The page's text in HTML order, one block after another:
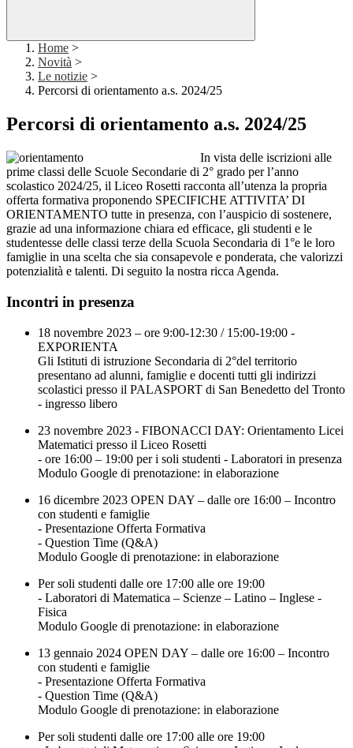
Home >
Novità >
Le notizie >
Percorsi di orientamento a.s. 2024/25
Percorsi di orientamento a.s. 2024/25
In vista delle iscrizioni alle
prime classi delle Scuole Secondarie di 2° grado per l’anno
scolastico 2024/25, il Liceo Rosetti racconta all’utenza la propria
offerta formativa proponendo SPECIFICHE ATTIVITA’ DI
ORIENTAMENTO tutte in presenza, con l’auspicio di sostenere,
grazie ad una informazione chiara ed efficace, gli studenti e le
studentesse delle classi terze della Scuola Secondaria di 1°e le loro
famiglie in una scelta che sia consapevole e ponderata, che valorizzi
potenzialità e talenti. Di seguito la nostra ricca Agenda.
Incontri in presenza
18 novembre 2023 – ore 9:00-12:30 / 15:00-19:00 -
EXPORIENTA
Gli Istituti di istruzione Secondaria di 2°del territorio
presentano ad alunni, famiglie e docenti tutti gli indirizzi
scolastici presso il PALASPORT di San Benedetto del Tronto
- ingresso libero
23 novembre 2023 - FIBONACCI DAY: Orientamento Licei
Matematici presso il Liceo Rosetti
- ore 16:00 – 19:00 per i soli studenti - Laboratori in presenza
Modulo Google di prenotazione: in elaborazione
16 dicembre 2023 OPEN DAY – dalle ore 16:00 – Incontro
con studenti e famiglie
- Presentazione Offerta Formativa
- Question Time (Q&A)
Modulo Google di prenotazione: in elaborazione
Per soli studenti dalle ore 17:00 alle ore 19:00
- Laboratori di Matematica – Scienze – Latino – Inglese -
Fisica
Modulo Google di prenotazione: in elaborazione
13 gennaio 2024 OPEN DAY – dalle ore 16:00 – Incontro
con studenti e famiglie
- Presentazione Offerta Formativa
- Question Time (Q&A)
Modulo Google di prenotazione: in elaborazione
Per soli studenti dalle ore 17:00 alle ore 19:00